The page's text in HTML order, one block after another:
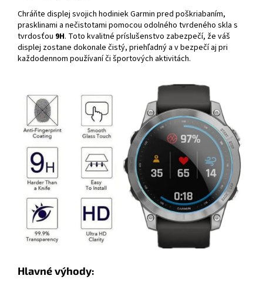
Chráňte displej svojich hodiniek Garmin pred poškriabaním,
prasklinami a nečistotami pomocou odolného tvrdeného skla s
tvrdosťou 9H. Toto kvalitné príslušenstvo zabezpečí, že váš
displej zostane dokonale čistý, priehľadný a v bezpečí aj pri
každodennom používaní či športových aktivitách.
Hlavné výhody: